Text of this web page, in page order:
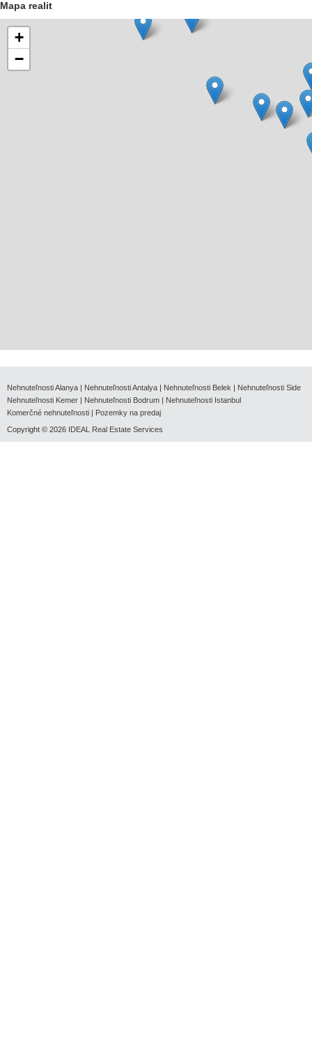
Mapa realit
+
−
Nehnuteľnosti Alanya | Nehnuteľnosti Antalya | Nehnuteľnosti Belek | Nehnuteľnosti Side
Nehnuteľnosti Kemer | Nehnuteľnosti Bodrum | Nehnuteľnosti Istanbul
Komerčné nehnuteľnosti | Pozemky na predaj
Copyright © 2026 IDEAL Real Estate Services